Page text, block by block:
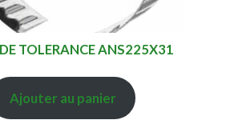
TOLERANCE ANS225X31
Ajouter au panier